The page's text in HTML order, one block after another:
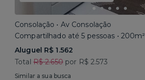
Consolação • Av Consolação
Compartilhado até 5 pessoas • 200m²
Aluguel R$ 1.562
Total R$ 2.650por R$ 2.573
Similar a sua busca